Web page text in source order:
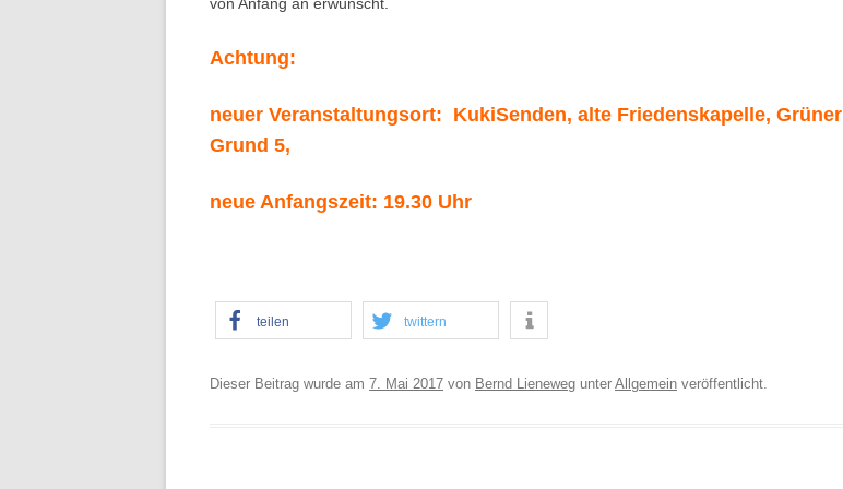
von Anfang an erwünscht.
Achtung:
neuer Veranstaltungsort: KukiSenden, alte Friedenskapelle, Grüner
Grund 5,
neue Anfangszeit: 19.30 Uhr
teilen twittern
Dieser Beitrag wurde am 7. Mai 2017 von Bernd Lieneweg unter Allgemein veröffentlicht.